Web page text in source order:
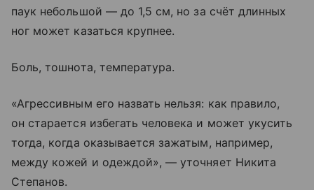
паук небольшой — до 1,5 см, но за счёт длинных
ног может казаться крупнее.
Боль, тошнота, температура.
«Агрессивным его назвать нельзя: как правило,
он старается избегать человека и может укусить
тогда, когда оказывается зажатым, например,
между кожей и одеждой», — уточняет Никита
Степанов.